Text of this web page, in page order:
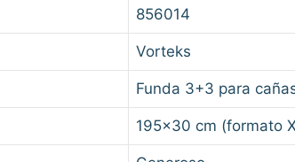
856014
Vorteks
Funda 3+3 para
195×30 cm (formato